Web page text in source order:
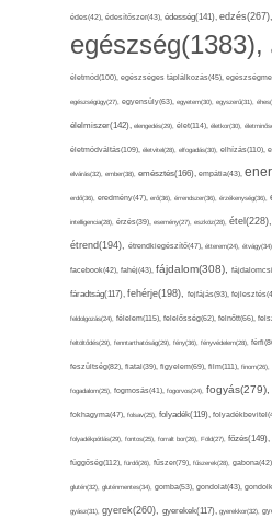
édes(42), édesítőszer(43), édesség(141), edzés(267),
egészség(1383),
életmód(100), egészséges táplálkozás(45),
egészségügy(27), egyensúly(63), egyetem(30), egyszerű(31),
élelmiszer(142), elengedés(29), élet(114), életkor(30),
életmódváltás(109), életvitel(28), elfogadás(30), elhízás(110),
elvárás(32), ember(38), emésztés(166), empátia(43),
erdő(36), eredmény(47), erő(36), érrendszer(36), érzékenység(36),
intelligencia(28), érzés(39), esemény(27), eszköz(28), étel(228),
étrend(194), étrendkiegészítő(47), étterem(24), étvágy(34),
facebook(42), fahéj(43), fájdalom(308),
fáradtság(117), fehérje(198), fejfájás(93),
feldolgozás(24), félelem(115), felelősség(62), felnőtt(66),
feltöltődés(29), fenntarthatóság(29), fény(36), fényvédelem(28),
feszültség(82), fiatal(39), figyelem(69), film(111), finom(26),
fogadalom(25), fogmosás(41), fogorvos(24), fogyás(279),
fokhagyma(47), folsav(25), folyadék(119),
folyadékpótlás(29), fontos(25), forralt bor(26), Föld(27), főzés(149),
függőség(112), fürdő(26), fűszer(79), fűszerek(28), gabona(42),
glutén(32), gluténmentes(34), gomba(53), gondolat(43),
gyász(31), gyerek(260), gyerekek(117), gyerekkor(32),